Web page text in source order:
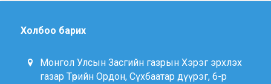
Холбоо барих
Монгол Улсын Засгийн газрын Хэрэг эрхлэх
газар Төрийн Ордон, Сүхбаатар дүүрэг, 6-р